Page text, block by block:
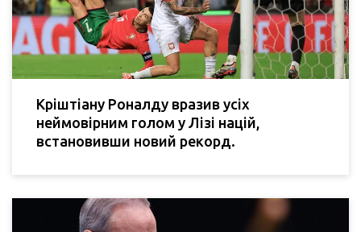
Кріштіану Роналду вразив усіх
неймовірним голом у Лізі націй,
встановивши новий рекорд.